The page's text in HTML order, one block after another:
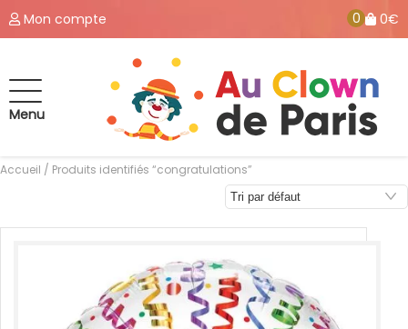
Mon compte 0 0€
Menu
Accueil / Produits identifiés “congratulations”